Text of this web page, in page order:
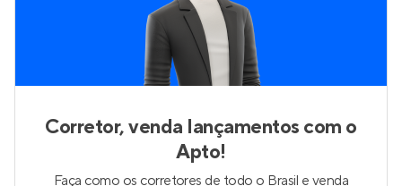
Corretor, venda lançamentos com o
Apto!
Faça como os corretores de todo o Brasil e venda